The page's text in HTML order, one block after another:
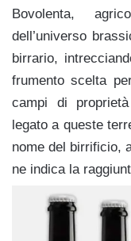
Bovolenta,
dell’universo
birrario,
frumento scelta
campi di
legato a queste
nome del birrificio,
ne indica la